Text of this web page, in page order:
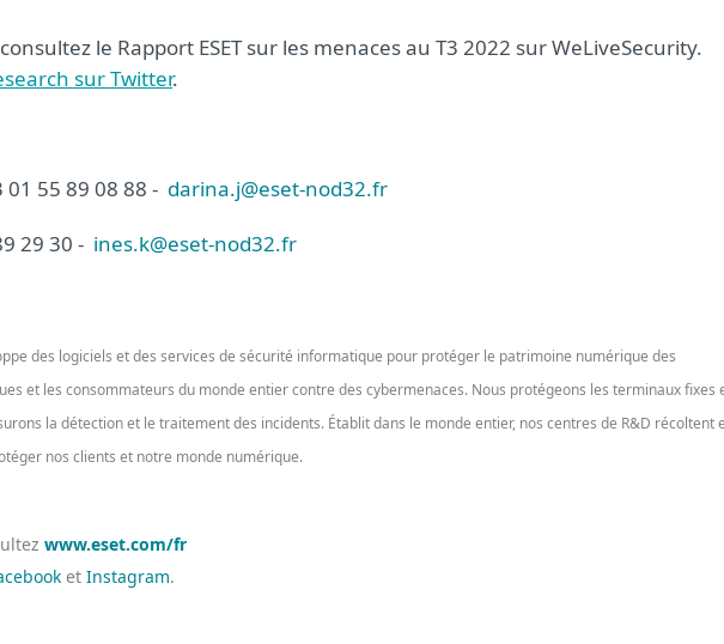
le Rapport ESET sur les menaces au T3 2022 sur WeLiveSecurity.
sur Twitter.
01 55 89 08 88 - darina.j@eset-nod32.fr
29 30 - ines.k@eset-nod32.fr
des logiciels et des services de sécurité informatique pour protéger le patrimoine numérique des
et les consommateurs du monde entier contre des cybermenaces. Nous protégeons les terminaux fixes
la détection et le traitement des incidents. Établit dans le monde entier, nos centres de R&D récoltent
nos clients et notre monde numérique.
www.eset.com/fr
et Instagram.